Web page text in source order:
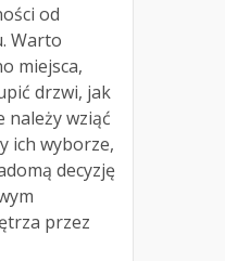
od
Warto
miejsca,
drzwi, jak
należy wziąć
ich wyborze,
decyzję
przez